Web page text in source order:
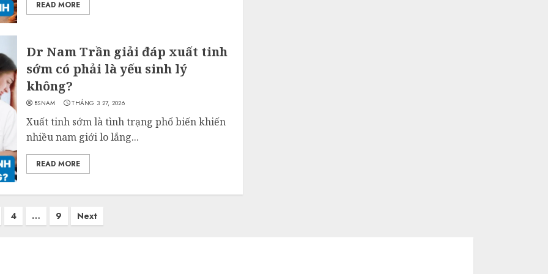
READ MORE
Dr Nam Trần giải đáp xuất tinh
sớm có phải là yếu sinh lý
không?
BSNAM THÁNG 3 27, 2026
Xuất tinh sớm là tình trạng phổ biến khiến
nhiều nam giới lo lắng...
READ MORE
4 … 9 Next